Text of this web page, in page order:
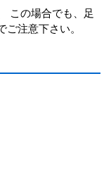
この場合でも、足
注意下さい。